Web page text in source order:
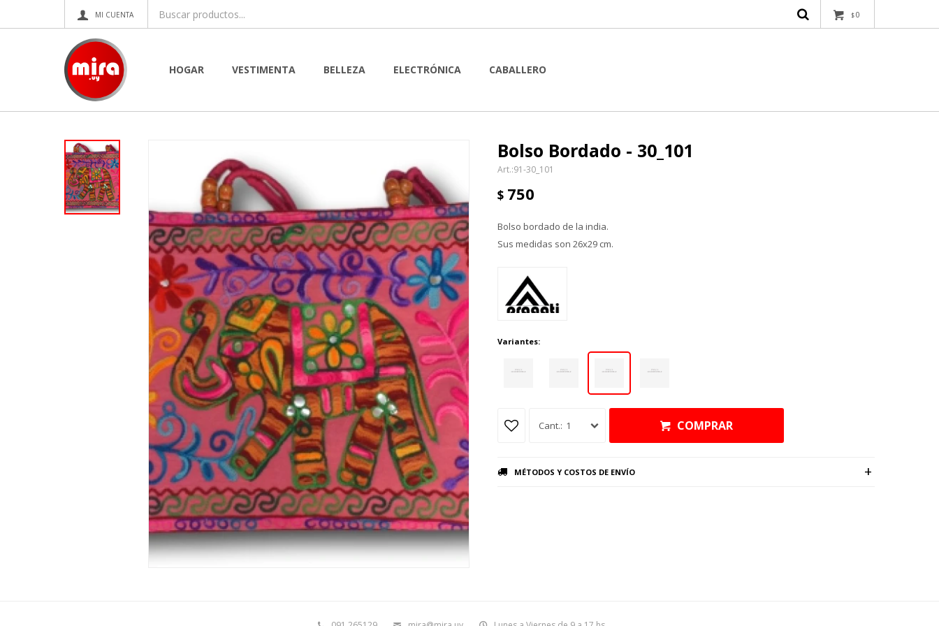
HOGAR VESTIMENTA BELLEZA ELECTRÓNICA CABALLERO
$0
Bolso Bordado - 30_101
91-30_101
$ 750
Bolso bordado de la india.
Sus medidas son 26x29 cm.
Variantes:
1 COMPRAR
MÉTODOS Y COSTOS DE ENVÍO